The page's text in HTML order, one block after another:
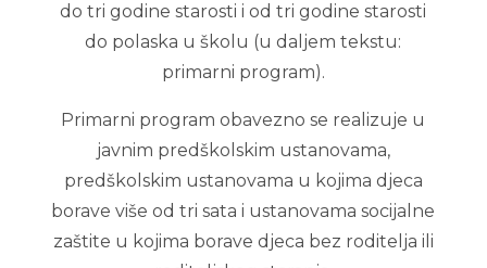
do tri godine starosti i od tri godine starosti
do polaska u školu (u daljem tekstu:
primarni program).
Primarni program obavezno se realizuje u
javnim predškolskim ustanovama,
predškolskim ustanovama u kojima djeca
borave više od tri sata i ustanovama socijalne
zaštite u kojima borave djeca bez roditelja ili